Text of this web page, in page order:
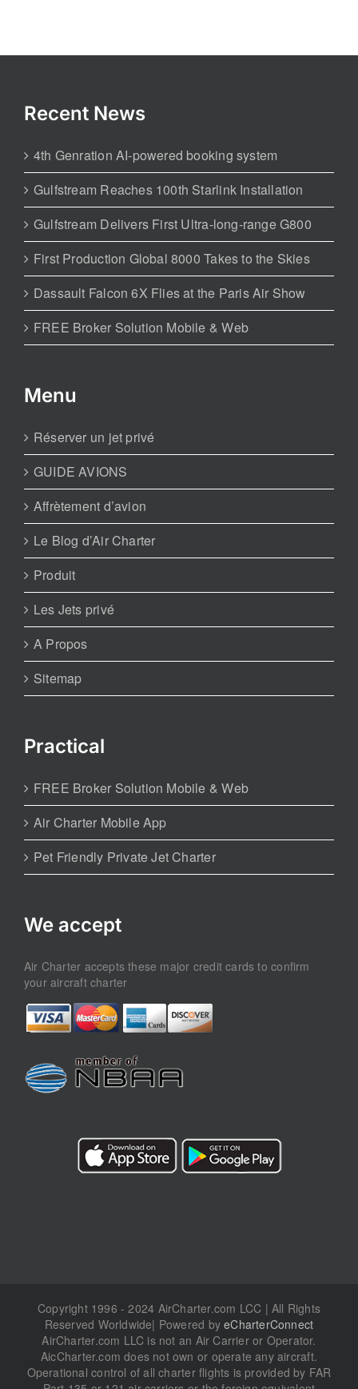
Recent News
4th Genration AI-powered booking system
Gulfstream Reaches 100th Starlink Installation
Gulfstream Delivers First Ultra-long-range G800
First Production Global 8000 Takes to the Skies
Dassault Falcon 6X Flies at the Paris Air Show
FREE Broker Solution Mobile & Web
Menu
Réserver un jet privé
GUIDE AVIONS
Affrètement d’avion
Le Blog d’Air Charter
Produit
Les Jets privé
A Propos
Sitemap
Practical
FREE Broker Solution Mobile & Web
Air Charter Mobile App
Pet Friendly Private Jet Charter
We accept
Air Charter accepts these major credit cards to confirm
your aircraft charter
Copyright 1996 - 2024 AirCharter.com LCC | All Rights
Reserved Worldwide| Powered byeCharterConnect
AirCharter.com LLC is not an Air Carrier or Operator.
AicCharter.com does not own or operate any aircraft.
Operational control of all charter flights is provided by FAR